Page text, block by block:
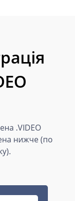
.VIDEO
нижче (по